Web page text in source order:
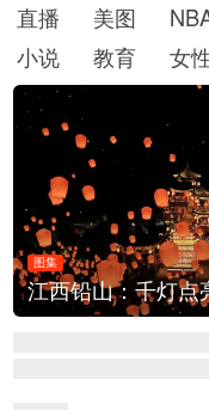
直播
美图
小说
教育 女
图集
上海